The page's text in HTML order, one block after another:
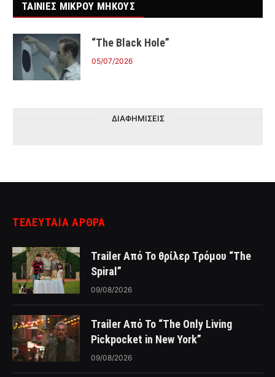
ΤΑΙΝΙΕΣ ΜΙΚΡΟΥ ΜΗΚΟΥΣ
“The Black Hole”
05/07/2026
ΔΙΑΦΗΜΙΣΕΙΣ
ΤΕΛΕΥΤΑΙΑ ΑΡΘΡΑ
Trailer Από Το θρίλερ Τρόμου “The
Spiral”
09/08/2026
Trailer Από Το “The Only Living
Pickpocket in New York”
09/08/2026